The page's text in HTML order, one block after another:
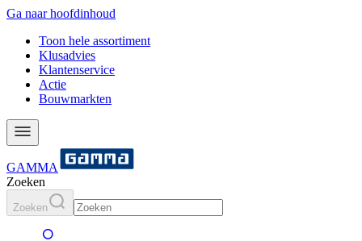
Ga naar hoofdinhoud
Toon hele assortiment
Klusadvies
Klantenservice
Actie
Bouwmarkten
GAMMA
Zoeken
Zoeken